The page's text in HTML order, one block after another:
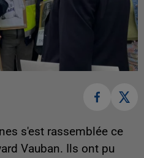
s'est rassemblée ce
Vauban. Ils ont pu